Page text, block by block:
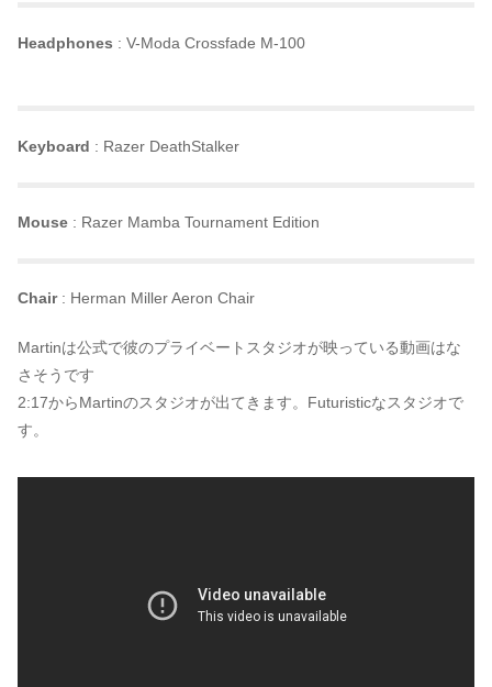
Headphones : V-Moda Crossfade M-100
Keyboard : Razer DeathStalker
Mouse : Razer Mamba Tournament Edition
Chair: Herman Miller Aeron Chair
Martinは公式で彼のプライベートスタジオが映っている動画はな
さそうです
2:17からMartinのスタジオが出てきます。Futuristicなスタジオで
す。